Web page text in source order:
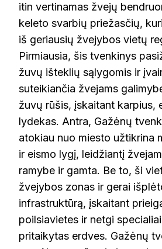
itin vertinamas žvejų
keleto svarbių priežasčių,
iš geriausių žvejybos vietų
Pirmiausia, šis tvenkinys
žuvų išteklių sąlygomis ir
suteikiančia žvejams
žuvų rūšis, įskaitant karpius,
lydekas. Antra, Gažėnų
atokiau nuo miesto užtikrina
ir eismo lygį, leidžiantį
ramybe ir gamta. Be to, ši
žvejybos zonas ir gerai
infrastruktūrą, įskaitant
poilsiavietes ir netgi
pritaikytas erdves. Gažėnų